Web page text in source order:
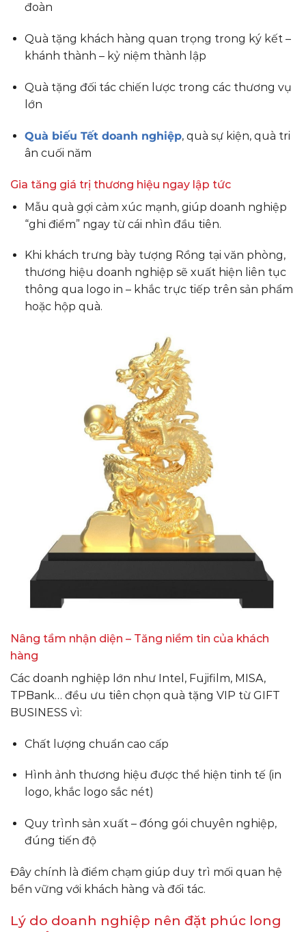
đoàn
Quà tặng khách hàng quan trọng trong ký kết –
khánh thành – kỷ niệm thành lập
Quà tặng đối tác chiến lược trong các thương vụ
lớn
Quà biếu Tết doanh nghiệp, quà sự kiện, quà tri
ân cuối năm
Gia tăng giá trị thương hiệu ngay lập tức
Mẫu quà gợi cảm xúc mạnh, giúp doanh nghiệp
“ghi điểm” ngay từ cái nhìn đầu tiên.
Khi khách trưng bày tượng Rồng tại văn phòng,
thương hiệu doanh nghiệp sẽ xuất hiện liên tục
thông qua logo in – khắc trực tiếp trên sản phẩm
hoặc hộp quà.
Nâng tầm nhận diện – Tăng niềm tin của khách
hàng
Các doanh nghiệp lớn như Intel, Fujifilm, MISA,
TPBank… đều ưu tiên chọn quà tặng VIP từ GIFT
BUSINESS vì:
Chất lượng chuẩn cao cấp
Hình ảnh thương hiệu được thể hiện tinh tế (in
logo, khắc logo sắc nét)
Quy trình sản xuất – đóng gói chuyên nghiệp,
đúng tiến độ
Đây chính là điểm chạm giúp duy trì mối quan hệ
bền vững với khách hàng và đối tác.
Lý do doanh nghiệp nên đặt phúc long